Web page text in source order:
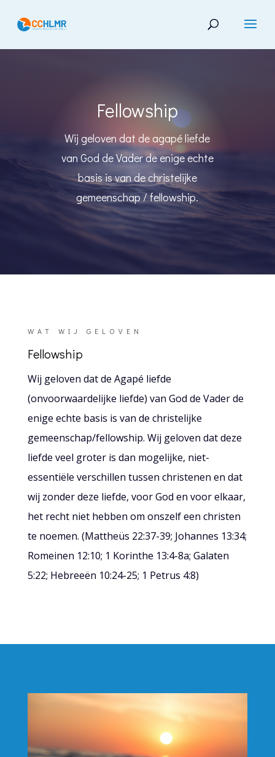
Fellowship
Wij geloven dat de agapé liefde
van God de Vader de enige echte
basis is van de christelijke
gemeenschap / fellowship.
WAT WIJ GELOVEN
Fellowship
Wij geloven dat de Agapé liefde
(onvoorwaardelijke liefde) van God de Vader de
enige echte basis is van de christelijke
gemeenschap/fellowship. Wij geloven dat deze
liefde veel groter is dan mogelijke, niet-
essentiële verschillen tussen christenen en dat
wij zonder deze liefde, voor God en voor elkaar,
het recht niet hebben om onszelf een christen
te noemen. (Mattheüs 22:37-39; Johannes 13:34;
Romeinen 12:10; 1 Korinthe 13:4-8a; Galaten
5:22; Hebreeën 10:24-25; 1 Petrus 4:8)